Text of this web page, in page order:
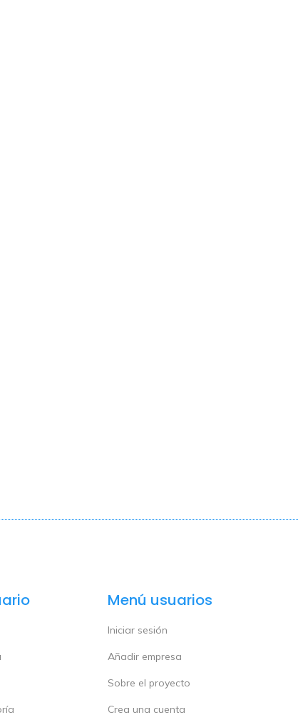
Menú usuarios
Iniciar sesión
Añadir empresa
Sobre el proyecto
Crea una cuenta